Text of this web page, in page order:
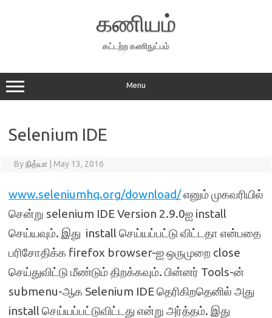
கணியம்
கட்டற்ற கணிநுட்பம்
Menu
Selenium IDE
Byநித்யா May 13, 2016
www.seleniumhq.org/download/எனும் முகவரியில்
சென்று selenium IDE Version 2.9.0ஐ install
செய்யவும். இது install செய்யப்பட்டு விட்டதா என்பதை
பரிசோதிக்க firefox browser-ஐ ஒருமுறை close
செய்துவிட்டு மீண்டும் திறக்கவும். பின்னர் Tools-ன்
submenu-ஆக Selenium IDE தெரிகிறதெனில் அது
install செய்யப்பட்டுவிட்டது என்று அர்த்தம். இது